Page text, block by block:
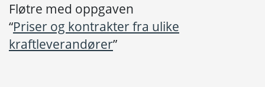
Fløtre med oppgaven
“Priser og kontrakter fra ulike
kraftleverandører”